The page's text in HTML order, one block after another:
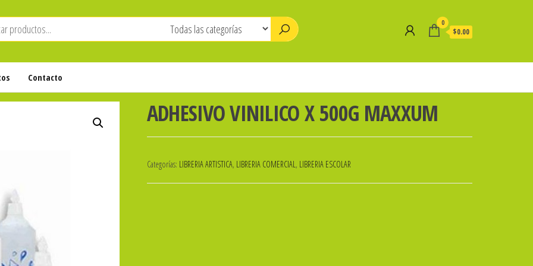
0
$0.00
Contacto
ADHESIVO VINILICO X 500G MAXXUM
Categorías: LIBRERIA ARTISTICA, LIBRERIA COMERCIAL, LIBRERIA ESCOLAR